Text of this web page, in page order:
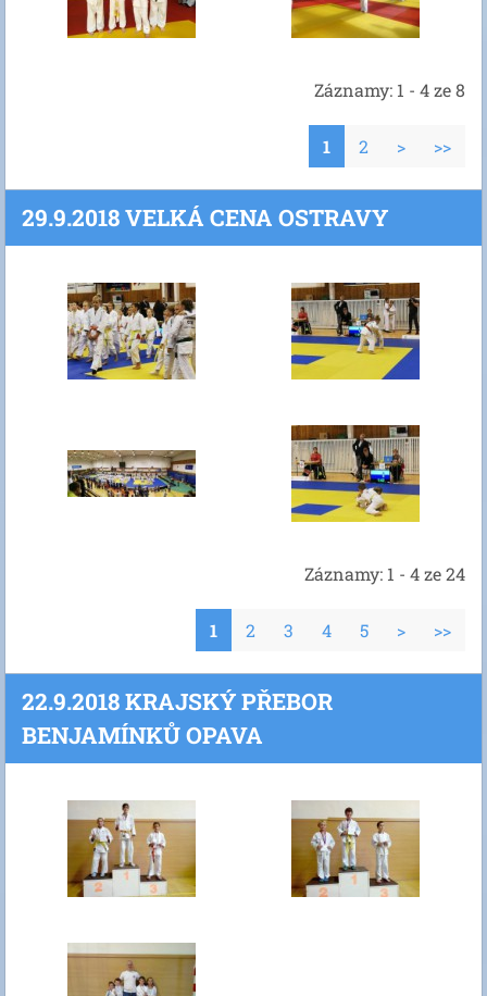
Záznamy: 1 - 4 ze 8
1 2 > >>
29.9.2018 VELKÁ CENA OSTRAVY
Záznamy: 1 - 4 ze 24
1 2 3 4 5 > >>
22.9.2018 KRAJSKÝ PŘEBOR
BENJAMÍNKŮ OPAVA